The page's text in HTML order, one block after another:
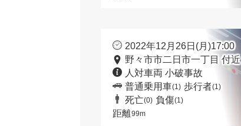
2022年12月26日(月)17:00
野々市市二日市一丁目 付近
人対車両 小破事故
普通乗用車(1) 歩行者(1)
死亡(0) 負傷(1)
距離99m